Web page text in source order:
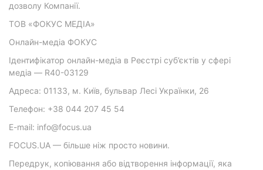
дозволу Компанії.
ТОВ «ФОКУС МЕДІА»
Онлайн-медіа ФОКУС
Ідентифікатор онлайн-медіа в Реєстрі суб’єктів у сфері
медіа — R40-03129
Адреса: 01133, м. Київ, бульвар Лесі Українки, 26
Телефон: +38 044 207 45 54
E-mail: info@focus.ua
FOCUS.UA — більше ніж просто новини.
Передрук, копіювання або відтворення інформації, яка